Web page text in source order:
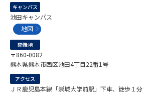
大学で学べる内容や特徴を調べる
新増設大学・学部・学科特集
データサイエンス特集
デジタルパンフレット 進路の３択
キャンパス
池田キャンパス
地図
開催地
〒860-0082
熊本県熊本市西区池田4丁目22番1号
アクセス
ＪＲ鹿児島本線「崇城大学前駅」下車、徒歩１分